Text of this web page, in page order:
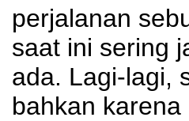
perjalanan
saat ini sering
ada. Lagi-lagi,
bahkan